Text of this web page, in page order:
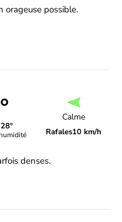
orageuse possible.
Calme
Rafales10 km/h
denses.